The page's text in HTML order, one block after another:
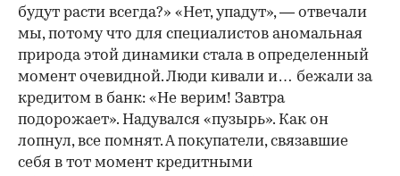
будут расти всегда?» «Нет, упадут», — отвечали
мы, потому что для специалистов аномальная
природа этой динамики стала в определенный
момент очевидной. Люди кивали и… бежали за
кредитом в банк: «Не верим! Завтра
подорожает». Надувался «пузырь». Как он
лопнул, все помнят. А покупатели, связавшие
себя в тот момент кредитными